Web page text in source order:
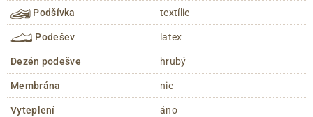
Podšívka textílie
Podešev latex
Dezén podešve hrubý
Membrána nie
Vyteplení áno